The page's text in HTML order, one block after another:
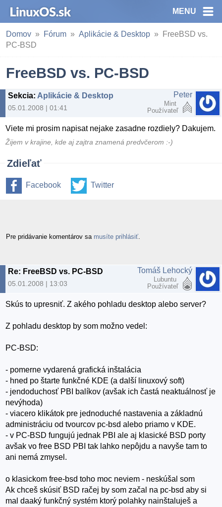
MENU
Domov Fórum Aplikácie & Desktop
FreeBSD vs.
PC-BSD
FreeBSD vs. PC-BSD
Sekcia: Aplikácie & Desktop
05.01.2008 | 01:41
Peter
Mint
Používateľ
Viete mi prosim napisat nejake zasadne rozdiely? Dakujem.
Žijem v krajine, kde aj zajtra znamená predvčerom :-)
Zdieľať
Facebook Twitter
Pre pridávanie komentárov sa musíte prihlásiť
Re: FreeBSD vs. PC-BSD
05.01.2008 | 13:03
Tomáš Lehocký
Lubuntu
Používateľ
Skús to upresniť. Z akého pohladu desktop alebo server?
Z pohladu desktop by som možno vedel:
PC-BSD:
- pomerne vydarená grafická inštalácia
- hned po štarte funkčné KDE (a další linuxový soft)
- jendoduchosť PBI balíkov (avšak ich častá neaktuálnosť je
nevýhoda)
- viacero klikátok pre jednoduché nastavenia a základnú
administráciu od tvourcov pc-bsd alebo priamo v KDE.
- v PC-BSD fungujú jednak PBI ale aj klasické BSD porty
avšak vo free BSD PBI tak lahko nepôjdu a navyše tam to
ani nemá zmysel.
o klasickom free-bsd toho moc neviem - neskúšal som
Ak chceš skúsiť BSD račej by som začal na pc-bsd aby si
mal daaký funkčný systém ktorý polahky nainštaluješ a